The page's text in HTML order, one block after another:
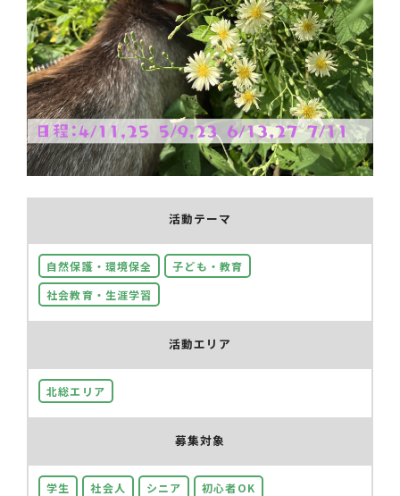
活動テーマ
自然保護・環境保全
子ども・教育
社会教育・生涯学習
活動エリア
北総エリア
募集対象
学生 社会人 シニア
初心者OK